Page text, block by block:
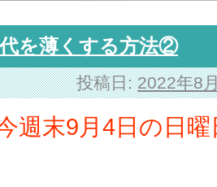
を薄くする方法②
投稿日: 2022年8
週末9月4日の日